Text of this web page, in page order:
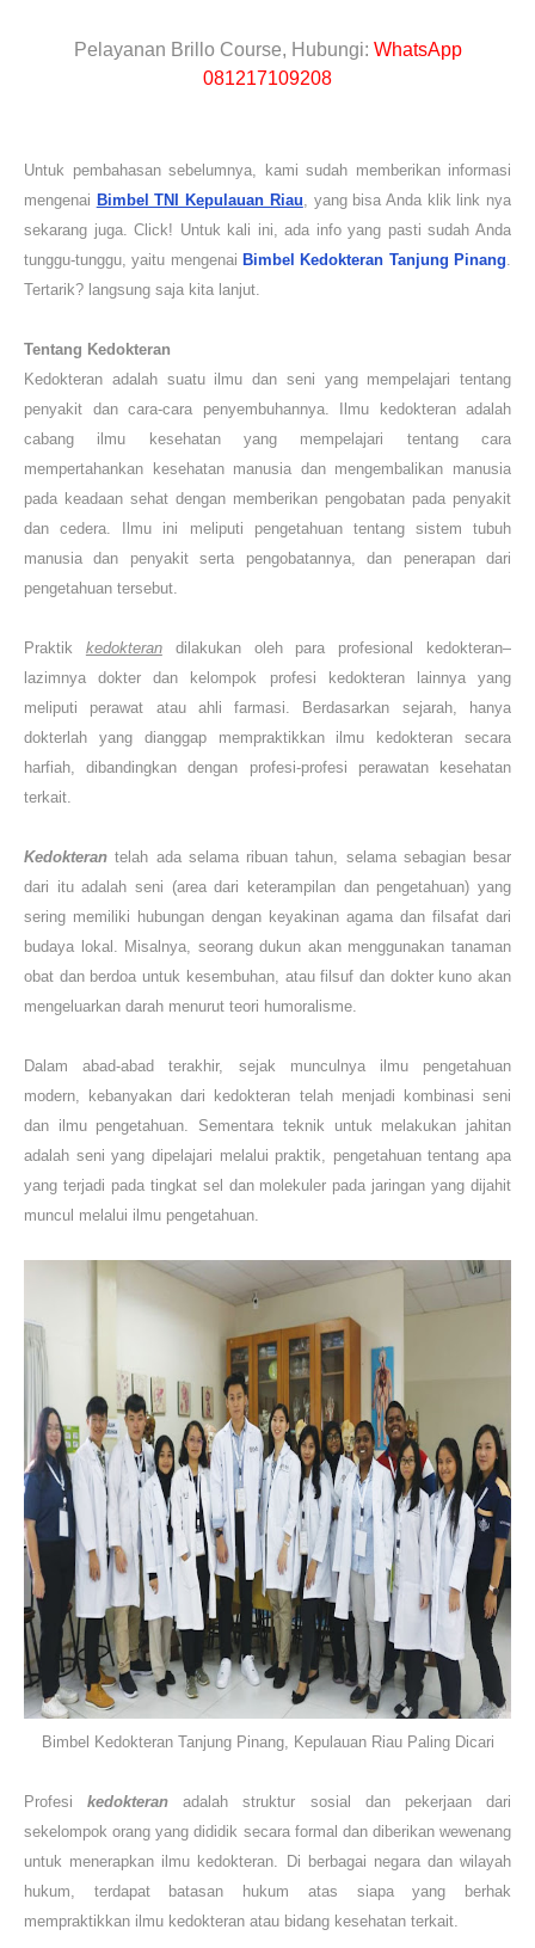
Pelayanan Brillo Course, Hubungi: WhatsApp
081217109208
Untuk pembahasan sebelumnya, kami sudah memberikan informasi
mengenai Bimbel TNI Kepulauan Riau, yang bisa Anda klik link nya
sekarang juga. Click! Untuk kali ini, ada info yang pasti sudah Anda
tunggu-tunggu, yaitu mengenai Bimbel Kedokteran Tanjung Pinang.
Tertarik? langsung saja kita lanjut.
Tentang Kedokteran
Kedokteran adalah suatu ilmu dan seni yang mempelajari tentang
penyakit dan cara-cara penyembuhannya. Ilmu kedokteran adalah
cabang ilmu kesehatan yang mempelajari tentang cara
mempertahankan kesehatan manusia dan mengembalikan manusia
pada keadaan sehat dengan memberikan pengobatan pada penyakit
dan cedera. Ilmu ini meliputi pengetahuan tentang sistem tubuh
manusia dan penyakit serta pengobatannya, dan penerapan dari
pengetahuan tersebut.
Praktik kedokterandilakukan oleh para profesional kedokteran–
lazimnya dokter dan kelompok profesi kedokteran lainnya yang
meliputi perawat atau ahli farmasi. Berdasarkan sejarah, hanya
dokterlah yang dianggap mempraktikkan ilmu kedokteran secara
harfiah, dibandingkan dengan profesi-profesi perawatan kesehatan
terkait.
Kedokterantelah ada selama ribuan tahun, selama sebagian besar
dari itu adalah seni (area dari keterampilan dan pengetahuan) yang
sering memiliki hubungan dengan keyakinan agama dan filsafat dari
budaya lokal. Misalnya, seorang dukun akan menggunakan tanaman
obat dan berdoa untuk kesembuhan, atau filsuf dan dokter kuno akan
mengeluarkan darah menurut teori humoralisme.
Dalam abad-abad terakhir, sejak munculnya ilmu pengetahuan
modern, kebanyakan dari kedokteran telah menjadi kombinasi seni
dan ilmu pengetahuan. Sementara teknik untuk melakukan jahitan
adalah seni yang dipelajari melalui praktik, pengetahuan tentang apa
yang terjadi pada tingkat sel dan molekuler pada jaringan yang dijahit
muncul melalui ilmu pengetahuan.
Bimbel Kedokteran Tanjung Pinang, Kepulauan Riau Paling Dicari
Profesikedokteran adalah struktur sosial dan pekerjaan dari
sekelompok orang yang dididik secara formal dan diberikan wewenang
untuk menerapkan ilmu kedokteran. Di berbagai negara dan wilayah
hukum, terdapat batasan hukum atas siapa yang berhak
mempraktikkan ilmu kedokteran atau bidang kesehatan terkait.